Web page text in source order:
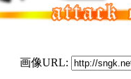
画像URL: